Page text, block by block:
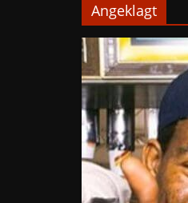
Angeklagt